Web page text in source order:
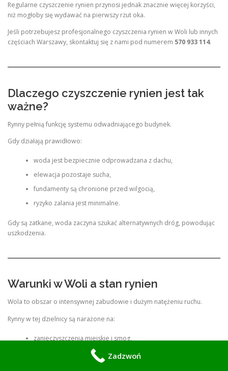
Regularne czyszczenie rynien przynosi jednak znacznie więcej korzyści,
niż mogłoby się wydawać na pierwszy rzut oka.
Jeśli potrzebujesz profesjonalnego czyszczenia rynien w Woli lub innych
częściach Warszawy, skontaktuj się z nami pod numerem 570 933 114.
Dlaczego czyszczenie rynien jest tak
ważne?
Rynny pełnią funkcję systemu odwadniającego budynek.
Gdy działają prawidłowo:
woda jest bezpiecznie odprowadzana z dachu,
elewacja pozostaje sucha,
fundamenty są chronione przed wilgocią,
ryzyko zalania jest minimalne.
Gdy są zatkane, woda zaczyna szukać alternatywnych dróg, powodując
uszkodzenia.
Warunki w Woli a stan rynien
Wola to obszar o intensywnej zabudowie i dużym natężeniu ruchu.
Rynny w tej dzielnicy są narażone na:
zanieczyszczenia miejskie i smog,
pył z ruchliwych ulic,
Zadzwoń